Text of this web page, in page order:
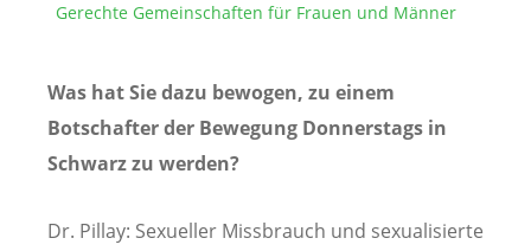
Gerechte Gemeinschaften für Frauen und Männer
Was hat Sie dazu bewogen, zu einem
Botschafter der Bewegung Donnerstags in
Schwarz zu werden?
Dr. Pillay: Sexueller Missbrauch und sexualisierte